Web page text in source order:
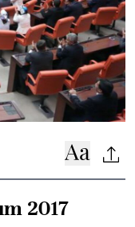
2017